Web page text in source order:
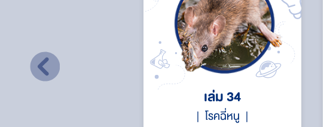
เล่ม 34
โรคฉี่หนู